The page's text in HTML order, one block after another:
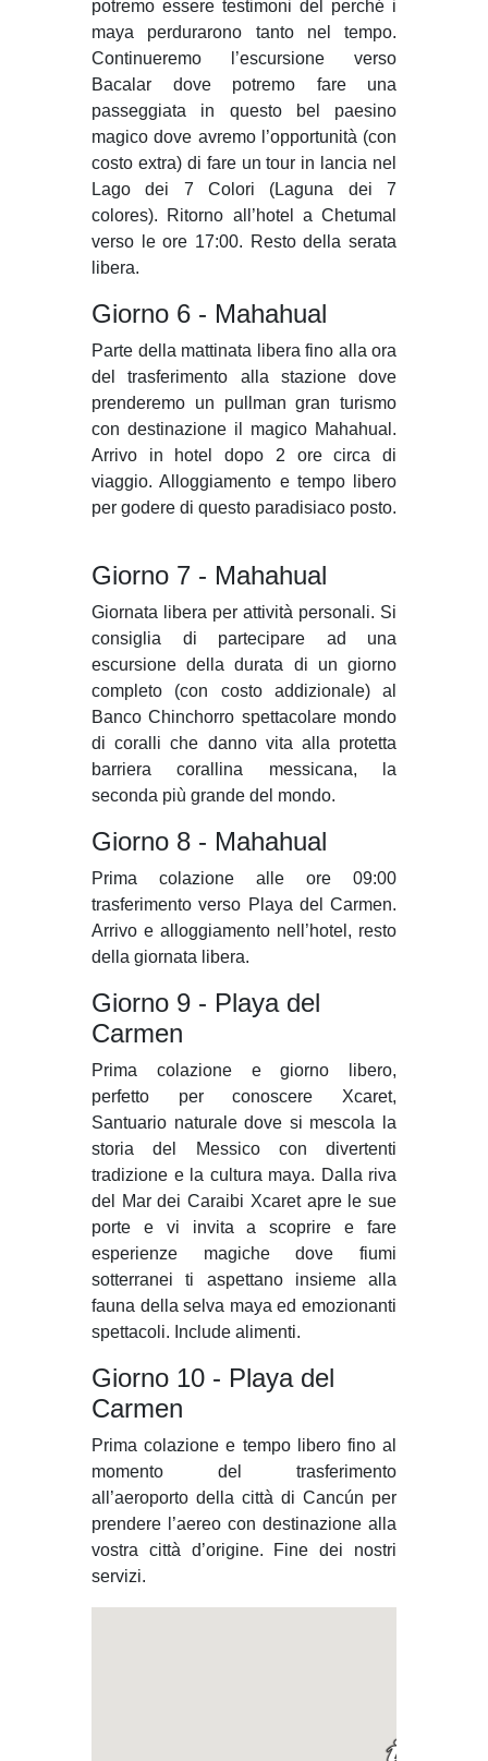
potremo essere testimoni del perché i
maya perdurarono tanto nel tempo.
Continueremo l’escursione verso
Bacalar dove potremo fare una
passeggiata in questo bel paesino
magico dove avremo l’opportunità (con
costo extra) di fare un tour in lancia nel
Lago dei 7 Colori (Laguna dei 7
colores). Ritorno all’hotel a Chetumal
verso le ore 17:00. Resto della serata
libera.
Giorno 6 - Mahahual
Parte della mattinata libera fino alla ora
del trasferimento alla stazione dove
prenderemo un pullman gran turismo
con destinazione il magico Mahahual.
Arrivo in hotel dopo 2 ore circa di
viaggio. Alloggiamento e tempo libero
per godere di questo paradisiaco posto.
Giorno 7 - Mahahual
Giornata libera per attività personali. Si
consiglia di partecipare ad una
escursione della durata di un giorno
completo (con costo addizionale) al
Banco Chinchorro spettacolare mondo
di coralli che danno vita alla protetta
barriera corallina messicana, la
seconda più grande del mondo.
Giorno 8 - Mahahual
Prima colazione alle ore 09:00
trasferimento verso Playa del Carmen.
Arrivo e alloggiamento nell’hotel, resto
della giornata libera.
Giorno 9 - Playa del
Carmen
Prima colazione e giorno libero,
perfetto per conoscere Xcaret,
Santuario naturale dove si mescola la
storia del Messico con divertenti
tradizione e la cultura maya. Dalla riva
del Mar dei Caraibi Xcaret apre le sue
porte e vi invita a scoprire e fare
esperienze magiche dove fiumi
sotterranei ti aspettano insieme alla
fauna della selva maya ed emozionanti
spettacoli. Include alimenti.
Giorno 10 - Playa del
Carmen
Prima colazione e tempo libero fino al
momento del trasferimento
all’aeroporto della città di Cancún per
prendere l’aereo con destinazione alla
vostra città d’origine. Fine dei nostri
servizi.